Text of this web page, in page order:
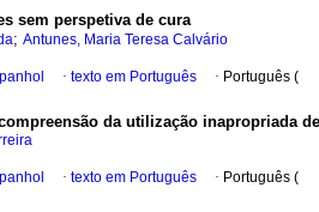
sem perspetiva de cura
; Antunes, Maria Teresa Calvário
· texto em Português · Português (
da utilização inapropriada
· texto em Português · Português (